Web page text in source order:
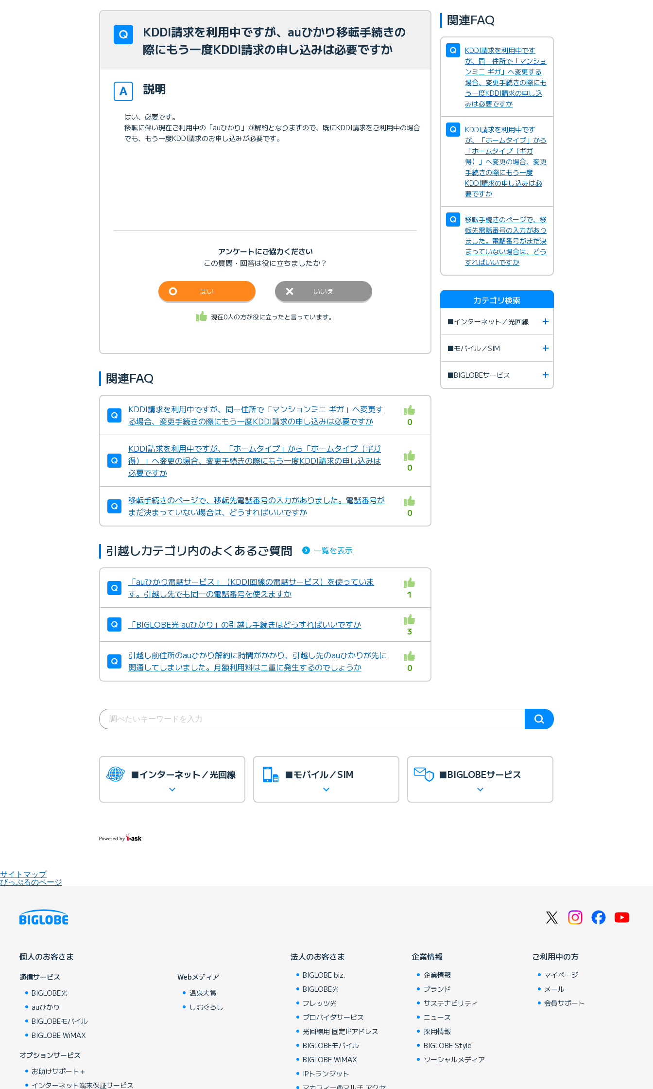
KDDI請求を利用中ですが、auひかり移転手続きの
際にもう一度KDDI請求の申し込みは必要ですか
説明
はい、必要です。
移転に伴い現在ご利用中の「auひかり」が解約となりますので、既にKDDI請求をご利用中の場合
でも、もう一度KDDI請求のお申し込みが必要です。
アンケートにご協力ください
この質問・回答は役に立ちましたか？
はい いいえ
現在0人の方が役に立ったと言っています。
関連FAQ
KDDI請求を利用中ですが、同一住所で「マンションミニ ギガ」へ変更す
る場合、変更手続きの際にもう一度KDDI請求の申し込みは必要ですか
0
KDDI請求を利用中ですが、「ホームタイプ」から「ホームタイプ（ギガ
得）」へ変更の場合、変更手続きの際にもう一度KDDI請求の申し込みは
必要ですか
0
移転手続きのページで、移転先電話番号の入力がありました。電話番号が
まだ決まっていない場合は、どうすればいいですか
0
引越しカテゴリ内のよくあるご質問 一覧を表示
「auひかり電話サービス」（KDDI回線の電話サービス）を使っていま
す。引越し先でも同一の電話番号を使えますか
1
「BIGLOBE光 auひかり」の引越し手続きはどうすればいいですか
3
引越し前住所のauひかり解約に時間がかかり、引越し先のauひかりが先に
開通してしまいました。月額利用料は二重に発生するのでしょうか
0
関連FAQ
KDDI請求を利用中です
が、同一住所で「マンショ
ンミニ ギガ」へ変更する
場合、変更手続きの際にも
う一度KDDI請求の申し込
みは必要ですか
KDDI請求を利用中です
が、「ホームタイプ」から
「ホームタイプ（ギガ
得）」へ変更の場合、変更
手続きの際にもう一度
KDDI請求の申し込みは必
要ですか
移転手続きのページで、移
転先電話番号の入力があり
ました。電話番号がまだ決
まっていない場合は、どう
すればいいですか
カテゴリ検索
■インターネット／光回線
■モバイル／SIM
■BIGLOBEサービス
■インターネット／光回線 ■モバイル／SIM ■BIGLOBEサービス
サイトマップ
びっぷるのページ
個人のお客さま
通信サービス
BIGLOBE光
auひかり
BIGLOBEモバイル
BIGLOBE WiMAX
オプションサービス
お助けサポート＋
インターネット端末保証サービス
Webメディア
温泉大賞
しむぐらし
法人のお客さま
BIGLOBE biz.
BIGLOBE光
フレッツ光
プロバイダサービス
光回線用 固定IPアドレス
BIGLOBEモバイル
BIGLOBE WiMAX
IPトランジット
企業情報
企業情報
ブランド
サステナビリティ
ニュース
採用情報
BIGLOBE Style
ソーシャルメディア
ご利用中の方
マイページ
メール
会員サポート